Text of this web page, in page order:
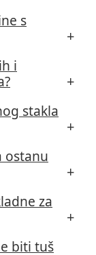
s
u obzir
provjeriti
i
jer
ali
i
stakla
su i
se raspada
kabine
i mehanička
ostanu
i brisanje
omekšivače
za
za moderne
biti tuš